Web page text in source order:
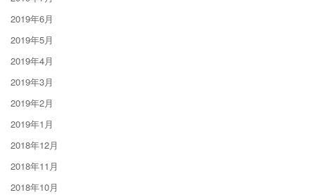
2019年6月
2019年5月
2019年4月
2019年3月
2019年2月
2019年1月
2018年12月
2018年11月
2018年10月